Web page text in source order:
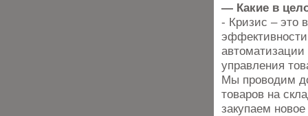
— Какие в
- Кризис – это
автоматизации
управления
Мы проводим
товаров на
закупаем